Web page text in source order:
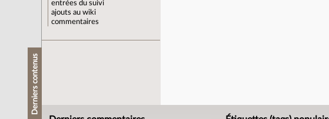
entrées du suivi
ajouts au wiki
commentaires
Derniers contenus